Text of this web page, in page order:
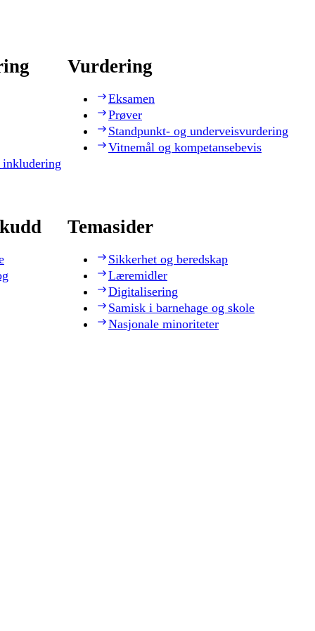
Vurdering
Eksamen
Prøver
Standpunkt- og underveisvurdering
Vitnemål og kompetansebevis
Temasider
Sikkerhet og beredskap
Læremidler
Digitalisering
Samisk i barnehage og skole
Nasjonale minoriteter